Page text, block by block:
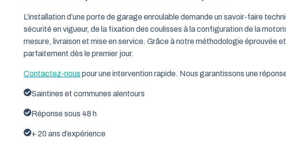
L’installation d’une porte de garage enroulable demande un savoir-faire
sécurité en vigueur, de la fixation des coulisses à la configuration de la
mesure, livraison et mise en service. Grâce à notre méthodologie éprouvée
parfaitement dès le premier jour.
Contactez-nous pour une intervention rapide. Nous garantissons une
Saintines et communes alentours
Réponse sous 48 h
+ 20 ans d’expérience